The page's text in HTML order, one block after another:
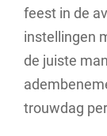
feest in de
instellingen
de juiste
trouwdag